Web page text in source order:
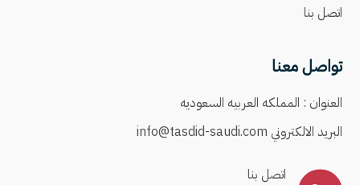
اتصل بنا
تواصل معنا
العنوان : المملكه العربيه السعوديه
البريد الالكتروني info@tasdid-saudi.com
اتصل بنا